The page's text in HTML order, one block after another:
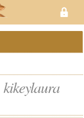
kikeylaura